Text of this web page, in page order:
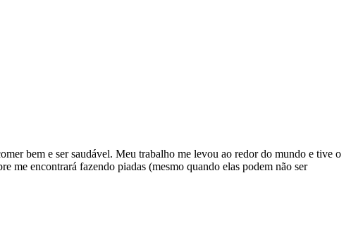
bem e ser saudável. Meu trabalho me levou ao redor do mundo e tive o
me encontrará fazendo piadas (mesmo quando elas podem não ser